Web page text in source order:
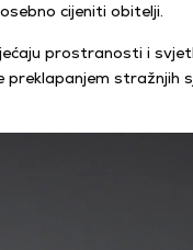
cijeniti obitelji.
prostranosti i
stražnjih